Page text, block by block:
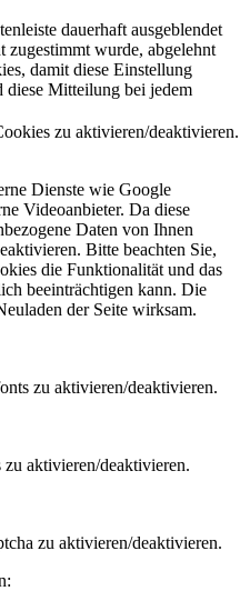
dauerhaft ausgeblendet
wurde, abgelehnt
damit diese Einstellung
Mitteilung bei jedem
zu aktivieren/deaktivieren.
Dienste wie Google
Videoanbieter. Da diese
Daten von Ihnen
Bitte beachten Sie,
die Funktionalität und das
beeinträchtigen kann. Die
der Seite wirksam.
zu aktivieren/deaktivieren.
aktivieren/deaktivieren.
zu aktivieren/deaktivieren.